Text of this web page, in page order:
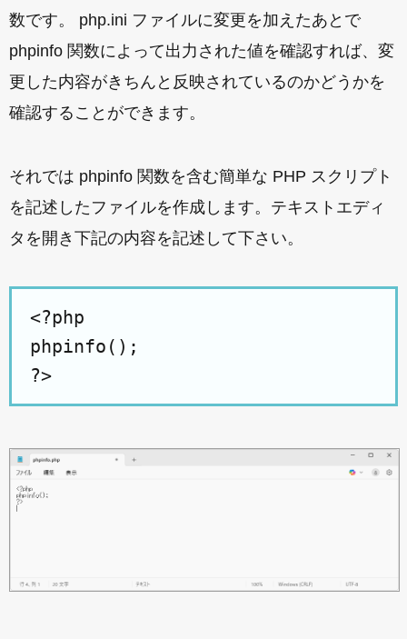
数です。 php.ini ファイルに変更を加えたあとで
phpinfo 関数によって出力された値を確認すれば、変
更した内容がきちんと反映されているのかどうかを
確認することができます。
それでは phpinfo 関数を含む簡単な PHP スクリプト
を記述したファイルを作成します。テキストエディ
タを開き下記の内容を記述して下さい。
<?php
phpinfo();